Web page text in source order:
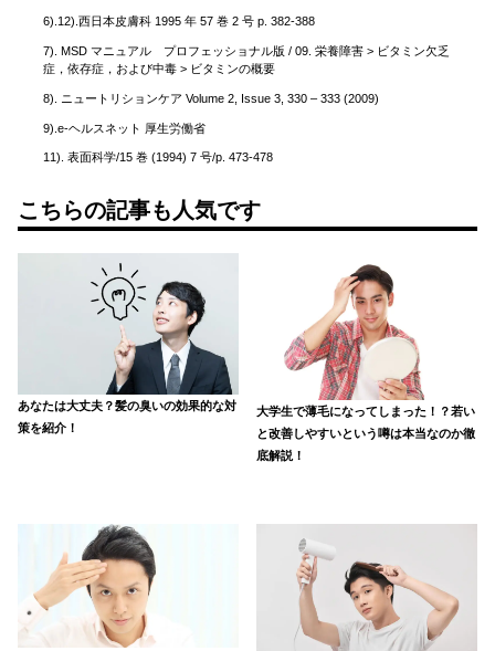
6).12).西日本皮膚科 1995 年 57 巻 2 号 p. 382-388
7). MSD マニュアル プロフェッショナル版 / 09. 栄養障害 > ビタミン欠乏
症，依存症，および中毒 > ビタミンの概要
8). ニュートリションケア Volume 2, Issue 3, 330 – 333 (2009)
9). e-ヘルスネット 厚生労働省
11). 表面科学/15 巻 (1994) 7 号/p. 473-478
こちらの記事も人気です
あなたは大丈夫？髪の臭いの効果的な対
策を紹介！
大学生で薄毛になってしまった！？若い
と改善しやすいという噂は本当なのか徹
底解説！